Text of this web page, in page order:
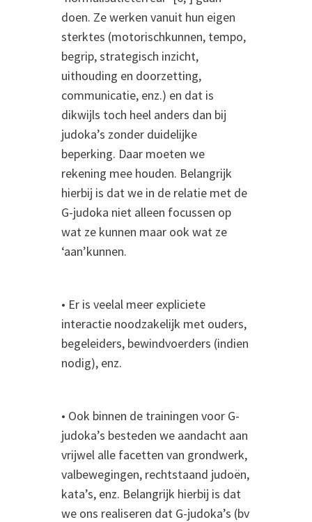
doen. Ze werken vanuit hun eigen
sterktes (motorischkunnen, tempo,
begrip, strategisch inzicht,
uithouding en doorzetting,
communicatie, enz.) en dat is
dikwijls toch heel anders dan bij
judoka’s zonder duidelijke
beperking. Daar moeten we
rekening mee houden. Belangrijk
hierbij is dat we in de relatie met de
G-judoka niet alleen focussen op
wat ze kunnen maar ook wat ze
‘aan’kunnen.
• Er is veelal meer expliciete
interactie noodzakelijk met ouders,
begeleiders, bewindvoerders (indien
nodig), enz.
• Ook binnen de trainingen voor G-
judoka’s besteden we aandacht aan
vrijwel alle facetten van grondwerk,
valbewegingen, rechtstaand judoën,
kata’s, enz. Belangrijk hierbij is dat
we ons realiseren dat G-judoka’s (bv